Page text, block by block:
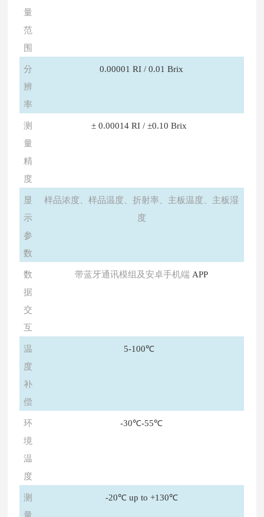
量
范
围
分
辨
率
0.00001 RI / 0.01 Brix
测
量
精
度
± 0.00014 RI / ±0.10 Brix
显
示
参
数
样品浓度、样品温度、折射率、主板温度、主板湿
度
数
据
交
互
带蓝牙通讯模组及安卓手机端 APP
温
度
补
偿
5-100℃
环
境
温
度
-30℃-55℃
测
-20℃ up to +130℃